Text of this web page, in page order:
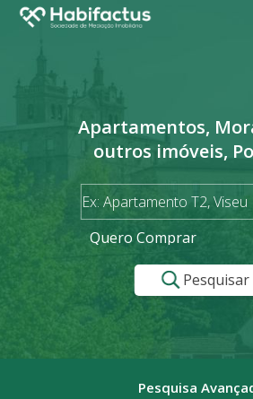
Apartamentos,
outros imóveis,
Quero Comprar
Pesquisar
Pesquisa